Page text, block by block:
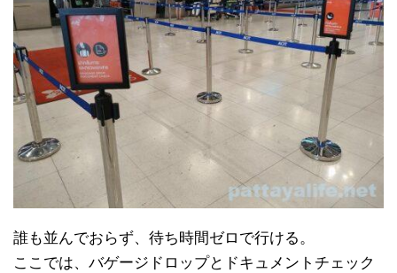
誰も並んでおらず、待ち時間ゼロで行ける。
ここでは、バゲージドロップとドキュメントチェック